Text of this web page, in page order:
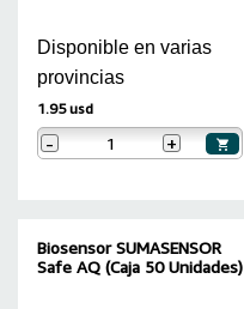
Disponible en varias
provincias
1.95 usd
- +
Biosensor SUMASENSOR
Safe AQ (Caja 50 Unidades)